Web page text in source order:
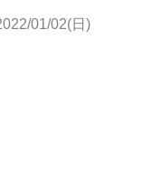
01/02(日)